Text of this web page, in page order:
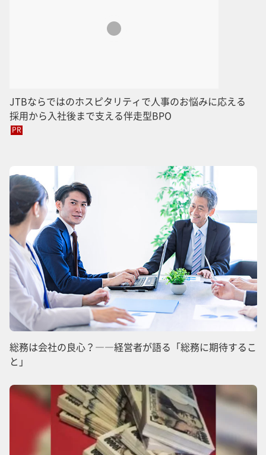
JTBならではのホスピタリティで人事のお悩みに応える
採用から入社後まで支える伴走型BPO
PR
総務は会社の良心？――経営者が語る「総務に期待するこ
と」